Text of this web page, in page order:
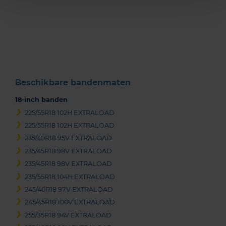
Beschikbare bandenmaten
18-inch banden
225/55R18 102H EXTRALOAD
225/55R18 102H EXTRALOAD
235/40R18 95V EXTRALOAD
235/45R18 98V EXTRALOAD
235/45R18 98V EXTRALOAD
235/55R18 104H EXTRALOAD
245/40R18 97V EXTRALOAD
245/45R18 100V EXTRALOAD
255/35R18 94V EXTRALOAD